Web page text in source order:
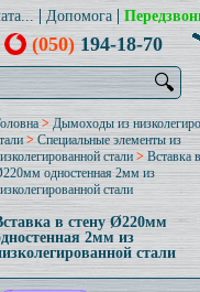
Допомога
(050)194-18-70
🔍
> Дымоходы из
>Специальные элементы из
стали > Вставка
одностенная 2мм из
стали
в стену Ø220мм
2мм из
стали